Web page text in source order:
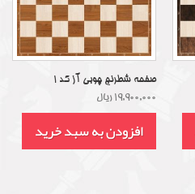
صفحه شطرنج چوبی آز کد 1
19,900,000 ریال
افزودن به سبد خرید